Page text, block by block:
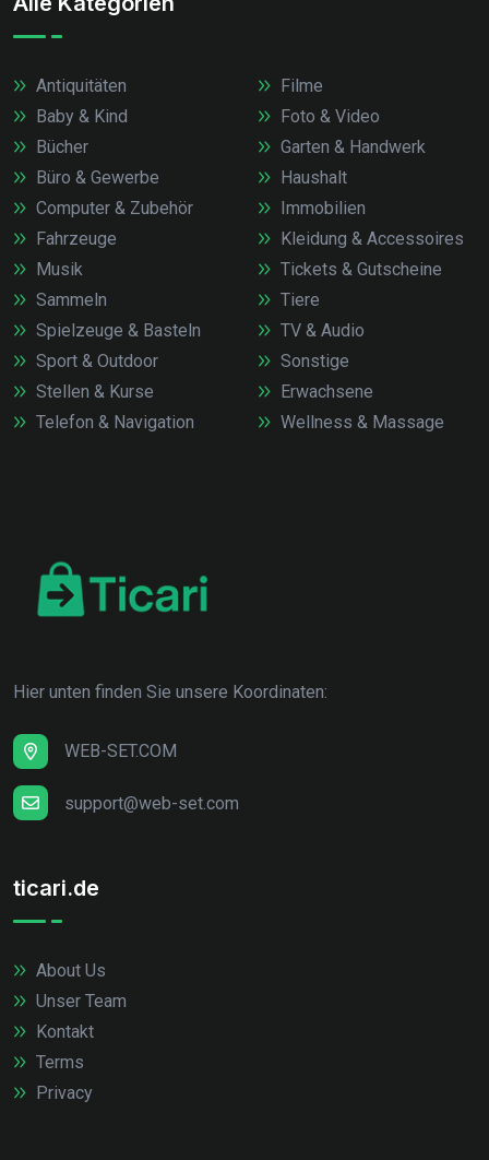
Antiquitäten
Baby & Kind
Bücher
Büro & Gewerbe
Computer & Zubehör
Fahrzeuge
Filme
Foto & Video
Garten & Handwerk
Haushalt
Immobilien
Kleidung & Accessoires
Musik
Sammeln
Spielzeuge & Basteln
Sport & Outdoor
Stellen & Kurse
Telefon & Navigation
Tickets & Gutscheine
Tiere
TV & Audio
Sonstige
Erwachsene
Wellness & Massage
Hier unten finden Sie unsere Koordinaten:
WEB-SET.COM
support@web-set.com
ticari.de
About Us
Unser Team
Kontakt
Terms
Privacy